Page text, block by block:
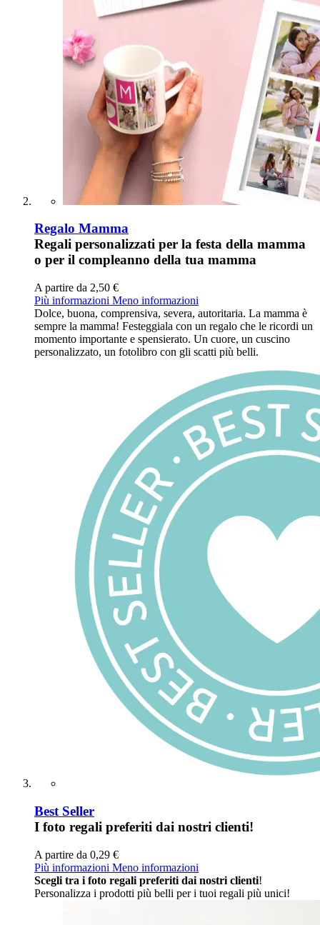
Regalo Mamma
Regali personalizzati per la festa della mamma
o per il compleanno della tua mamma
A partire da 2,50 €
Più informazioni Meno informazioni
Dolce, buona, comprensiva, severa, autoritaria. La mamma è
sempre la mamma! Festeggiala con un regalo che le ricordi un
momento importante e spensierato. Un cuore, un cuscino
personalizzato, un fotolibro con gli scatti più belli.
Best Seller
I foto regali preferiti dai nostri clienti!
A partire da 0,29 €
Più informazioni Meno informazioni
Scegli tra i foto regali preferiti dai nostri clienti!
Personalizza i prodotti più belli per i tuoi regali più unici!